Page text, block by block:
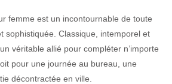
femme est un incontournable de toute
sophistiquée. Classique, intemporel et
véritable allié pour compléter n’importe
pour une journée au bureau, une
décontractée en ville.